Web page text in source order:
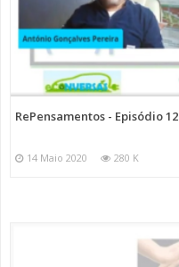
RePensamentos - Episódio 12
14 Maio 2020 280 K